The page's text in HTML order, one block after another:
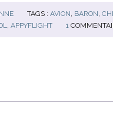
TAGS : AVION, BARON,
,APPYFLIGHT 1